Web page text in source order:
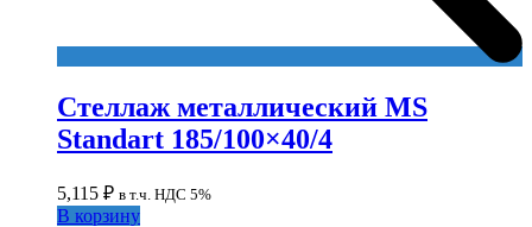
Стеллаж металлический MS
Standart 185/100×40/4
5,115 ₽ в т.ч. НДС 5%
В корзину